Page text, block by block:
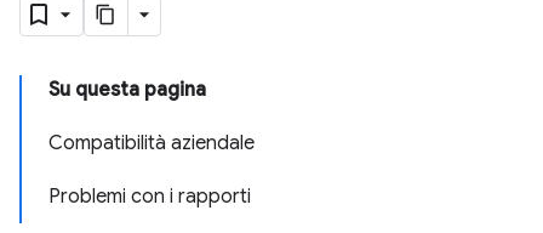
Su questa pagina
Compatibilità aziendale
Problemi con i rapporti